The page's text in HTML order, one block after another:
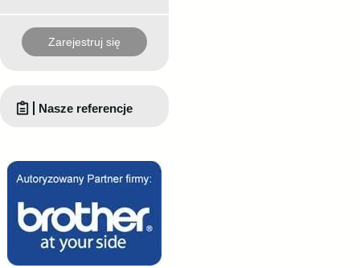
Zarejestruj się
Nasze referencje